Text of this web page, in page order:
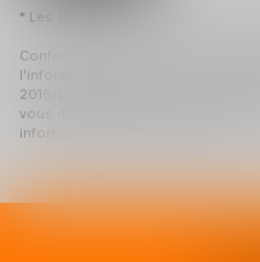
* Les champs suivis d'un
Conformément à la loi n°78-17 du 6
l'informatique, aux fichiers et aux
2016/679, dit Règlement Général
vous disposez d'un droit d'accès,
informations qui vous concernent.